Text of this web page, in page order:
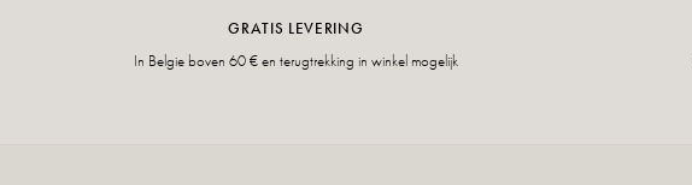
GRATIS LEVERING
In Belgie boven 60 € en terugtrekking in winkel mogelijk